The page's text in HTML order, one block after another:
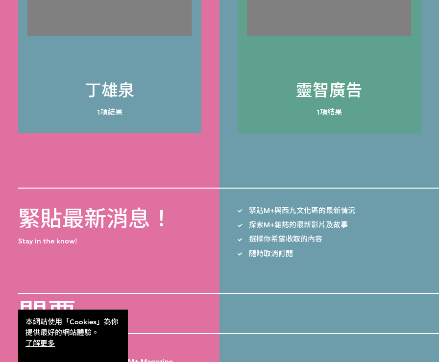
本網站使用「Cookies」為你
提供最好的網站體驗。
了解更多
丁雄泉
1項結果
靈智廣告
1項結果
緊貼最新消息！
Stay in the know!
緊貼M+與西九文化區的最新情況
探索M+雜誌的最新影片及故事
選擇你希望收取的內容
隨時取消訂閲
門票 Get Tickets
M+雜誌